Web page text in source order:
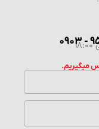
میگیریم.